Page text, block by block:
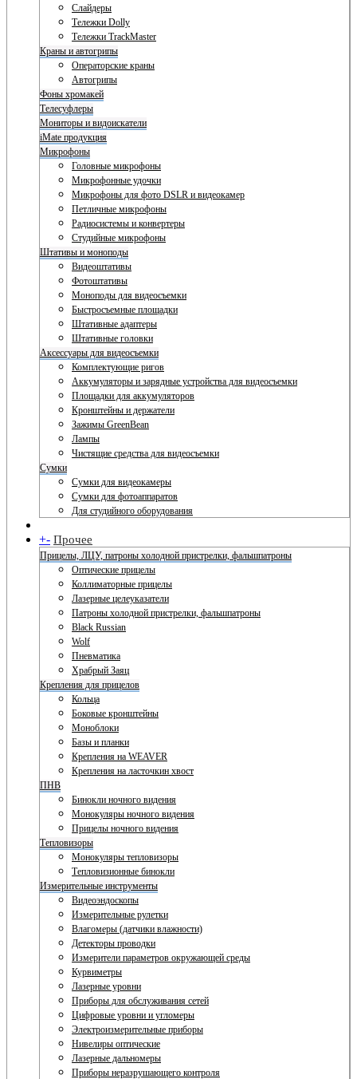
Слайдеры
Тележки Dolly
Тележки TrackMaster
Краны и автогрипы
Операторские краны
Автогрипы
Фоны хромакей
Телесуфлеры
Мониторы и видоискатели
iMate продукция
Микрофоны
Головные микрофоны
Микрофонные удочки
Микрофоны для фото DSLR и видеокамер
Петличные микрофоны
Радиосистемы и конвертеры
Студийные микрофоны
Штативы и моноподы
Видеоштативы
Фотоштативы
Моноподы для видеосъемки
Быстросъемные площадки
Штативные адаптеры
Штативные головки
Аксессуары для видеосъемки
Комплектующие ригов
Аккумуляторы и зарядные устройства для видеосъемки
Площадки для аккумуляторов
Кронштейны и держатели
Зажимы GreenBean
Лампы
Чистящие средства для видеосъемки
Сумки
Сумки для видеокамеры
Сумки для фотоаппаратов
Для студийного оборудования
+- Прочее
Прицелы, ЛЦУ, патроны холодной пристрелки, фальшпатроны
Оптические прицелы
Коллиматорные прицелы
Лазерные целеуказатели
Патроны холодной пристрелки, фальшпатроны
Black Russian
Wolf
Пневматика
Храбрый Заяц
Крепления для прицелов
Кольца
Боковые кронштейны
Моноблоки
Базы и планки
Крепления на WEAVER
Крепления на ласточкин хвост
ПНВ
Бинокли ночного видения
Монокуляры ночного видения
Прицелы ночного видения
Тепловизоры
Монокуляры тепловизоры
Тепловизионные бинокли
Измерительные инструменты
Видеоэндоскопы
Измерительные рулетки
Влагомеры (датчики влажности)
Детекторы проводки
Измерители параметров окружающей среды
Курвиметры
Лазерные уровни
Приборы для обслуживания сетей
Цифровые уровни и угломеры
Электроизмерительные приборы
Нивелиры оптические
Лазерные дальномеры
Приборы неразрушающего контроля